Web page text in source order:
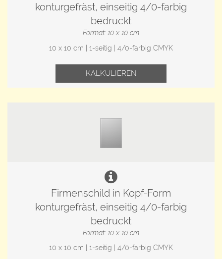
konturgefräst, einseitig 4/0-farbig
bedruckt
Format: 10 x 10 cm
10 x 10 cm | 1-seitig | 4/0-farbig CMYK
KALKULIEREN
Firmenschild in Kopf-Form
konturgefräst, einseitig 4/0-farbig
bedruckt
Format: 10 x 10 cm
10 x 10 cm | 1-seitig | 4/0-farbig CMYK